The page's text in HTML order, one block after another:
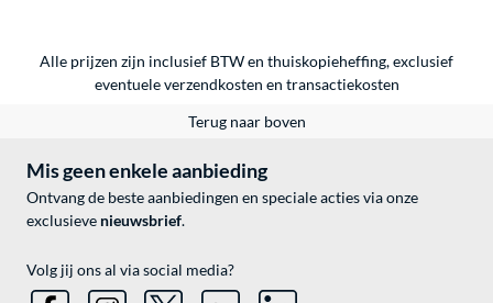
Alle prijzen zijn inclusief BTW en thuiskopieheffing, exclusief
eventueleverzendkosten en transactiekosten
Terug naar boven
Mis geen enkele aanbieding
Ontvang de beste aanbiedingen en speciale acties via onze
exclusieve nieuwsbrief.
Volg jij ons al via social media?